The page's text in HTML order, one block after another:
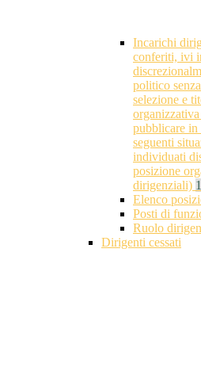
Incarichi
conferiti, ivi
politico
selezione e
pubblicare in
seguenti
individuati
posizione
dirigenziali)
Elenco
Posti di
Ruolo
Dirigenti cessati